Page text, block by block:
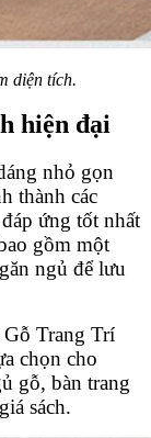
diện tích.
hiện đại
nhỏ gọn
thành các
ứng tốt nhất
gồm một
ngủ để lưu
Trang Trí
chọn cho
gỗ, bàn trang
sách.